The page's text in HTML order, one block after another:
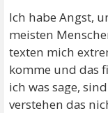
Ich habe Angst,
meisten
texten mich
komme und das
ich was sage,
verstehen das